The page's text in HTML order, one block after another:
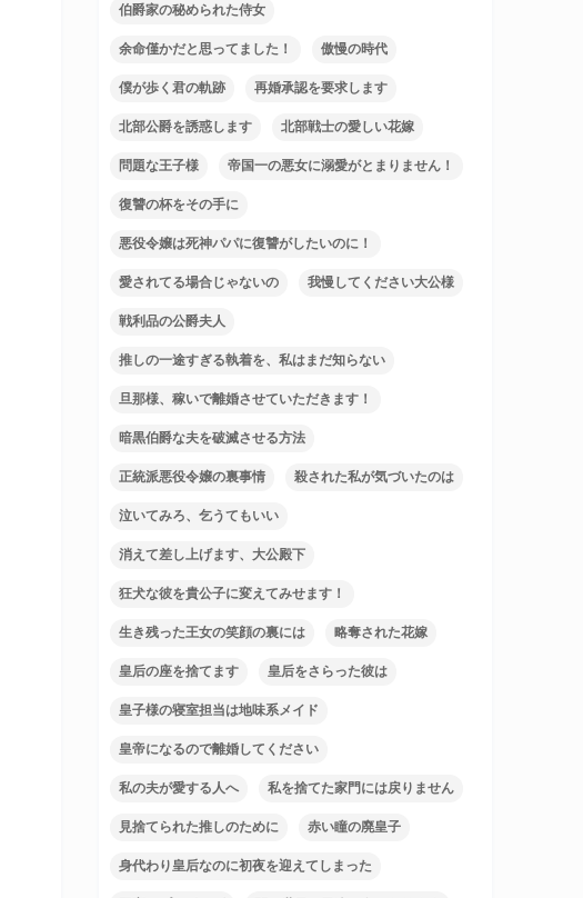
伯爵家の秘められた侍女
余命僅かだと思ってました！ 傲慢の時代
僕が歩く君の軌跡 再婚承認を要求します
北部公爵を誘惑します 北部戦士の愛しい花嫁
問題な王子様 帝国一の悪女に溺愛がとまりません！
復讐の杯をその手に
悪役令嬢は死神パパに復讐がしたいのに！
愛されてる場合じゃないの 我慢してください大公様
戦利品の公爵夫人
推しの一途すぎる執着を、私はまだ知らない
旦那様、稼いで離婚させていただきます！
暗黒伯爵な夫を破滅させる方法
正統派悪役令嬢の裏事情 殺された私が気づいたのは
泣いてみろ、乞うてもいい
消えて差し上げます、大公殿下
狂犬な彼を貴公子に変えてみせます！
生き残った王女の笑顔の裏には 略奪された花嫁
皇后の座を捨てます 皇后をさらった彼は
皇子様の寝室担当は地味系メイド
皇帝になるので離婚してください
私の夫が愛する人へ 私を捨てた家門には戻りません
見捨てられた推しのために 赤い瞳の廃皇子
身代わり皇后なのに初夜を迎えてしまった